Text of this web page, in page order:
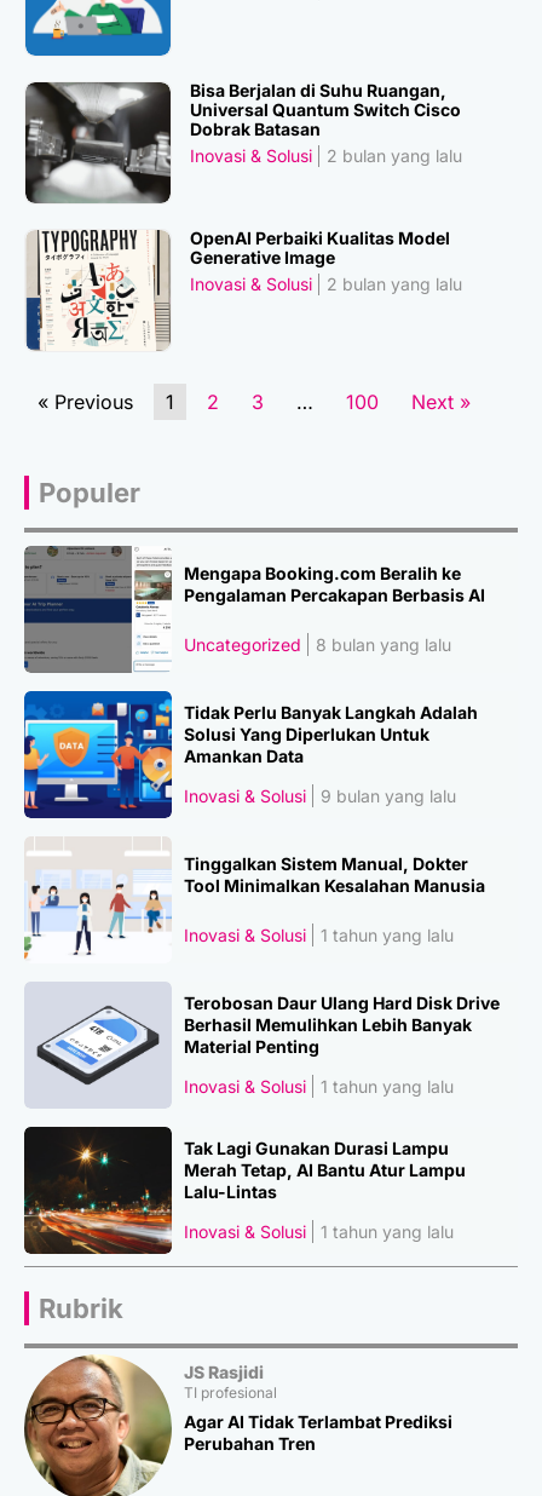
Bisa Berjalan di Suhu Ruangan,
Universal Quantum Switch Cisco
Dobrak Batasan
Inovasi & Solusi
2 bulan yang lalu
OpenAI Perbaiki Kualitas Model
Generative Image
Inovasi & Solusi
2 bulan yang lalu
« Previous 1 2 3 … 100 Next »
Populer
Mengapa Booking.com Beralih ke
Pengalaman Percakapan Berbasis AI
Uncategorized 8 bulan yang lalu
Tidak Perlu Banyak Langkah Adalah
Solusi Yang Diperlukan Untuk
Amankan Data
Inovasi & Solusi
9 bulan yang lalu
Tinggalkan Sistem Manual, Dokter
Tool Minimalkan Kesalahan Manusia
Inovasi & Solusi 1 tahun yang lalu
Terobosan Daur Ulang Hard Disk Drive
Berhasil Memulihkan Lebih Banyak
Material Penting
Inovasi & Solusi
1 tahun yang lalu
Tak Lagi Gunakan Durasi Lampu
Merah Tetap, AI Bantu Atur Lampu
Lalu-Lintas
Inovasi & Solusi
1 tahun yang lalu
Rubrik
JS Rasjidi
TI profesional
Agar AI Tidak Terlambat Prediksi
Perubahan Tren